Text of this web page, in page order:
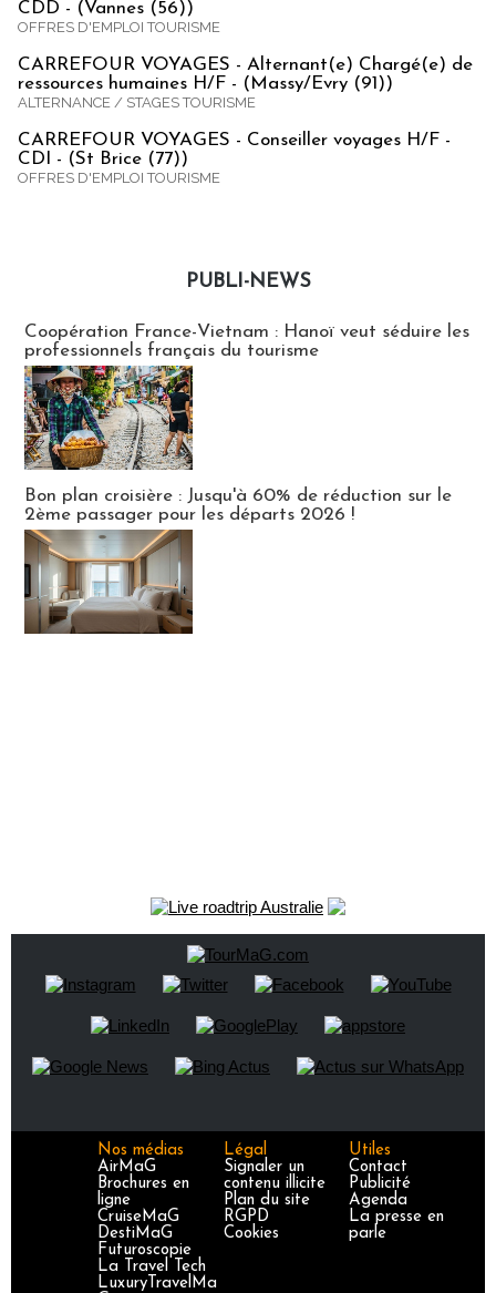
CDD - (Vannes (56))
OFFRES D'EMPLOI TOURISME
CARREFOUR VOYAGES - Alternant(e) Chargé(e) de
ressources humaines H/F - (Massy/Evry (91))
ALTERNANCE / STAGES TOURISME
CARREFOUR VOYAGES - Conseiller voyages H/F -
CDI - (St Brice (77))
OFFRES D'EMPLOI TOURISME
PUBLI-NEWS
Coopération France-Vietnam : Hanoï veut séduire les
professionnels français du tourisme
Bon plan croisière : Jusqu'à 60% de réduction sur le
2ème passager pour les départs 2026 !
Nos médias
AirMaG
Brochures en
ligne
CruiseMaG
DestiMaG
Futuroscopie
La Travel Tech
LuxuryTravelMa
Légal
Signaler un
contenu illicite
Plan du site
RGPD
Cookies
Utiles
Contact
Publicité
Agenda
La presse en
parle